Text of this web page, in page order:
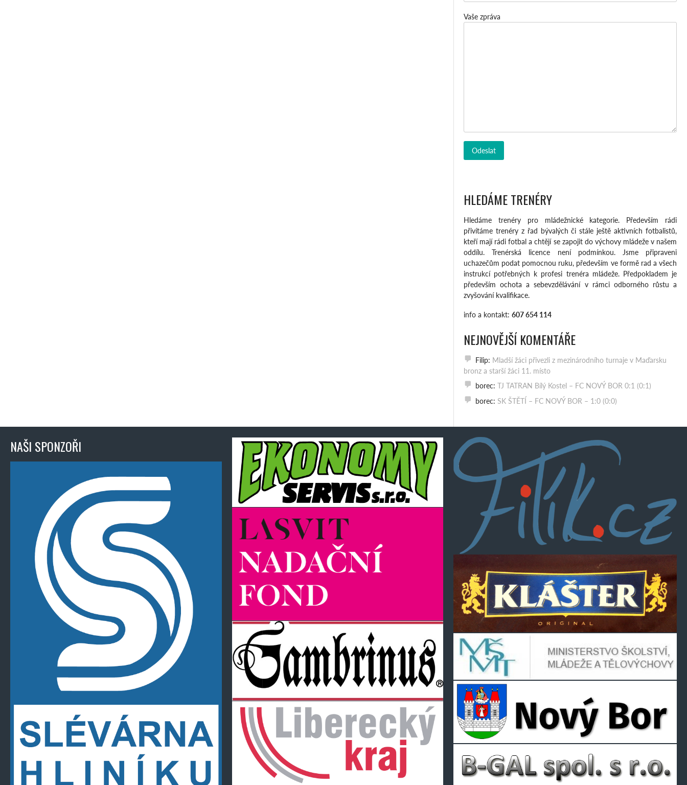
Vaše zpráva
HLEDÁME TRENÉRY
Hledáme trenéry pro mládežnické kategorie. Především rádi
přivítáme trenéry z řad bývalých či stále ještě aktivních fotbalistů,
kteří mají rádi fotbal a chtějí se zapojit do výchovy mládeže v našem
oddílu. Trenérská licence není podmínkou. Jsme připraveni
uchazečům podat pomocnou ruku, především ve formě rad a všech
instrukcí potřebných k profesi trenéra mládeže. Předpokladem je
především ochota a sebevzdělávání v rámci odborného růstu a
zvyšování kvalifikace.
info a kontakt:607 654 114
NEJNOVĚJŠÍ KOMENTÁŘE
Filip: Mladší žáci přivezli z mezinárodního turnaje v Maďarsku
bronz a starší žáci 11. místo
borec: TJ TATRAN Bílý Kostel – FC NOVÝ BOR 0:1 (0:1)
borec: SK ŠTĚTÍ – FC NOVÝ BOR – 1:0 (0:0)
NAŠI SPONZOŘI